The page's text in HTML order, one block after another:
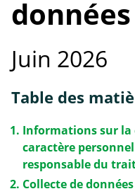
données
Juin 2026
Table des
Informations sur la
caractère
responsable du
Collecte de